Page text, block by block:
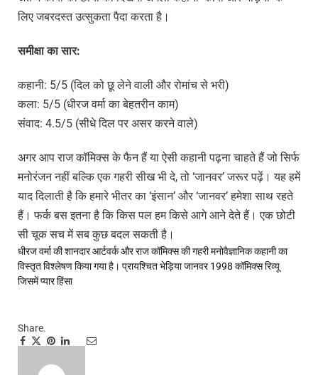
लिए जबरदस्त उत्सुकता पैदा करता है।
समीक्षाकासार:
कहानी: 5/5 (दिल को छू लेने वाली और रोमांच से भरी)
कला: 5/5 (धीरज वर्मा का बेहतरीन काम)
संवाद: 4.5/5 (सीधे दिल पर असर करने वाले)
अगर आप राज कॉमिक्स के फैन हैं या ऐसी कहानी पढ़ना चाहते हैं जो सिर्फ
मनोरंजन नहीं बल्कि एक गहरी सीख भी दे, तो ‘जानवर’ जरूर पढ़ें। यह हमें
याद दिलाती है कि हमारे भीतर का ‘इंसान’ और ‘जानवर’ हमेशा साथ रहते
हैं। फर्क बस इतना है कि किस पल हम किसे आगे आने देते हैं। एक छोटी
सी चूक सच में सब कुछ बदल सकती है।
धीरज वर्मा की शानदार आर्टवर्क और राज कॉमिक्स की गहरी मनोवैज्ञानिक कहानी का
विस्तृत विश्लेषण किया गया है। प्रायश्चितभेड़िया जानवर 1998 कॉमिक्स रिव्यू
जिसमें प्यारहिंसा
Share.
Facebook
TwitterPinterest
LinkedIn
Tumblr
Telegram
Email